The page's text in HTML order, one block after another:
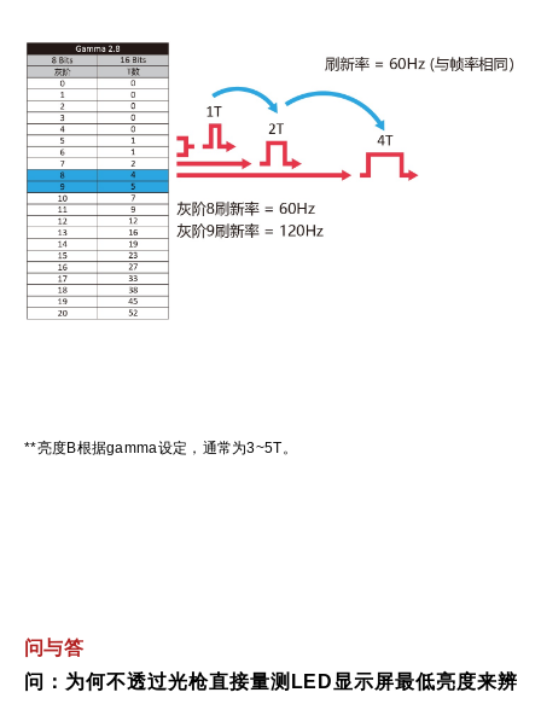
**亮度B根据gamma设定，通常为3~5T。
问与答
问： 为何不透过光枪直接量测 LED 显示屏最低亮度来辨